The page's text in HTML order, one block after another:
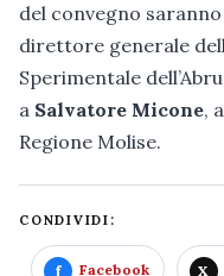
del convegno
direttore generale
Sperimentale
a Salvatore Micone,
Regione Molise.
CONDIVIDI:
Facebook